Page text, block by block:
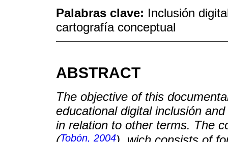
Palabras clave: Inclusión
cartografía conceptual
ABSTRACT
The objective of this
educational digital inclusión
in relation to other terms. The
Tobón, 2004